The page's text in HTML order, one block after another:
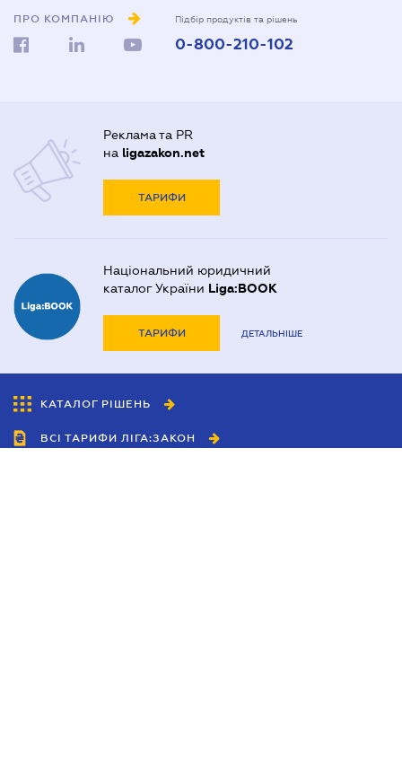
ПРО КОМПАНІЮ Підбір продуктів та рішень
0-800-210-102
Реклама та PR
на ligazakon.net
ТАРИФИ
Національний юридичний
каталог України Liga:BOOK
ТАРИФИ ДЕТАЛЬНІШЕ
КАТАЛОГ РІШЕНЬ
ВСІ ТАРИФИ ЛІГА:ЗАКОН